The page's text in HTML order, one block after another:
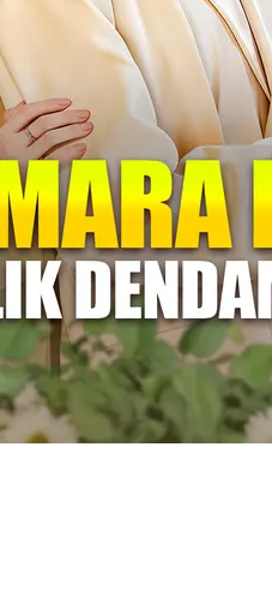
Leng sambil membantu
Leng mendapat kontrak 300